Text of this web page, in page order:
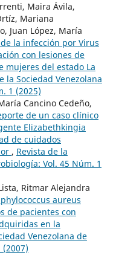
Maira Ávila,
Mariana
Juan López, María
la infección por Virus
con lesiones de
del estado La
la Sociedad Venezolana
1 (2025)
Cancino Cedeño,
de un caso clínico
Elizabethkingia
de cuidados
, Revista de la
Vol. 45 Núm. 1
Ritmar Alejandra
aureus
de pacientes con
en la
Venezolana de